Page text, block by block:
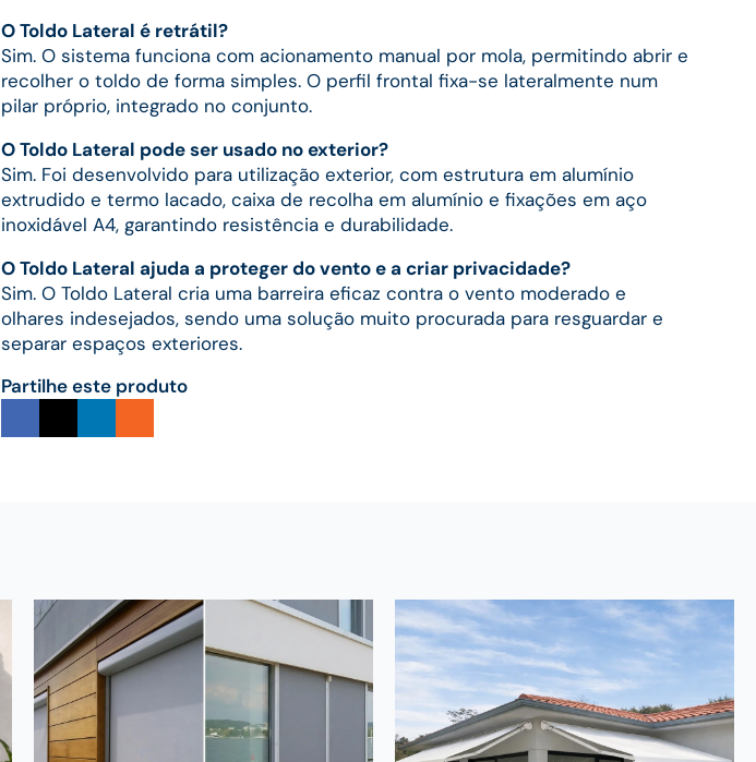
O Toldo Lateral é retrátil?
Sim. O sistema funciona com acionamento manual por mola, permitindo abrir e
recolher o toldo de forma simples. O perfil frontal fixa-se lateralmente num
pilar próprio, integrado no conjunto.
O Toldo Lateral pode ser usado no exterior?
Sim. Foi desenvolvido para utilização exterior, com estrutura em alumínio
extrudido e termo lacado, caixa de recolha em alumínio e fixações em aço
inoxidável A4, garantindo resistência e durabilidade.
O Toldo Lateral ajuda a proteger do vento e a criar privacidade?
Sim. O Toldo Lateral cria uma barreira eficaz contra o vento moderado e
olhares indesejados, sendo uma solução muito procurada para resguardar e
separar espaços exteriores.
Partilhe este produto